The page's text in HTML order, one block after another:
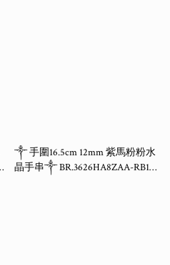
༒ 手圍16.5cm 12mm 紫馬粉粉水
晶手串༒ BR.3626HA8ZAA-RB16*